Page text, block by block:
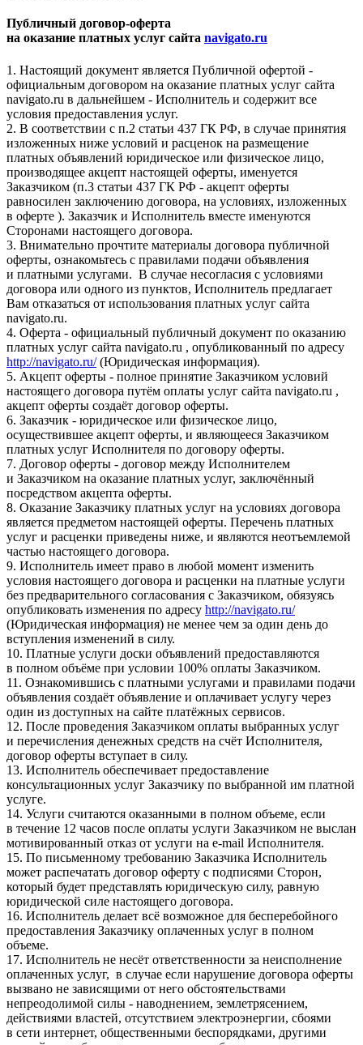
Публичный договор-оферта
на оказание платных услуг сайта navigato.ru
1. Настоящий документ является Публичной офертой -
официальным договором на оказание платных услуг сайта
navigato.ru в дальнейшем - Исполнитель и содержит все
условия предоставления услуг.
2. В соответствии с п.2 статьи 437 ГК РФ, в случае принятия
изложенных ниже условий и расценок на размещение
платных объявлений юридическое или физическое лицо,
производящее акцепт настоящей оферты, именуется
Заказчиком (п.3 статьи 437 ГК РФ - акцепт оферты
равносилен заключению договора, на условиях, изложенных
в оферте ). Заказчик и Исполнитель вместе именуются
Сторонами настоящего договора.
3. Внимательно прочтите материалы договора публичной
оферты, ознакомьтесь с правилами подачи объявления
и платными услугами. В случае несогласия с условиями
договора или одного из пунктов, Исполнитель предлагает
Вам отказаться от использования платных услуг сайта
navigato.ru.
4. Оферта - официальный публичный документ по оказанию
платных услуг сайта navigato.ru , опубликованный по адресу
http://navigato.ru/(Юридическая информация).
5. Акцепт оферты - полное принятие Заказчиком условий
настоящего договора путём оплаты услуг сайта navigato.ru ,
акцепт оферты создаёт договор оферты.
6. Заказчик - юридическое или физическое лицо,
осуществившее акцепт оферты, и являющееся Заказчиком
платных услуг Исполнителя по договору оферты.
7. Договор оферты - договор между Исполнителем
и Заказчиком на оказание платных услуг, заключённый
посредством акцепта оферты.
8. Оказание Заказчику платных услуг на условиях договора
является предметом настоящей оферты. Перечень платных
услуг и расценки приведены ниже, и являются неотъемлемой
частью настоящего договора.
9. Исполнитель имеет право в любой момент изменить
условия настоящего договора и расценки на платные услуги
без предварительного согласования с Заказчиком, обязуясь
опубликовать изменения по адресу http://navigato.ru/
(Юридическая информация) не менее чем за один день до
вступления изменений в силу.
10. Платные услуги доски объявлений предоставляются
в полном объёме при условии 100% оплаты Заказчиком.
11. Ознакомившись с платными услугами и правилами подачи
объявления создаёт объявление и оплачивает услугу через
один из доступных на сайте платёжных сервисов.
12. После проведения Заказчиком оплаты выбранных услуг
и перечисления денежных средств на счёт Исполнителя,
договор оферты вступает в силу.
13. Исполнитель обеспечивает предоставление
консультационных услуг Заказчику по выбранной им платной
услуге.
14. Услуги считаются оказанными в полном объеме, если
в течение 12 часов после оплаты услуги Заказчиком не выслан
мотивированный отказ от услуги на e-mail Исполнителя.
15. По письменному требованию Заказчика Исполнитель
может распечатать договор оферту с подписями Сторон,
который будет представлять юридическую силу, равную
юридической силе настоящего договора.
16. Исполнитель делает всё возможное для бесперебойного
предоставления Заказчику оплаченных услуг в полном
объеме.
17. Исполнитель не несёт ответственности за неисполнение
оплаченных услуг, в случае если нарушение договора оферты
вызвано не зависящими от него обстоятельствами
непреодолимой силы - наводнением, землетрясением,
действиями властей, отсутствием электроэнергии, сбоями
в сети интернет, общественными беспорядками, другими